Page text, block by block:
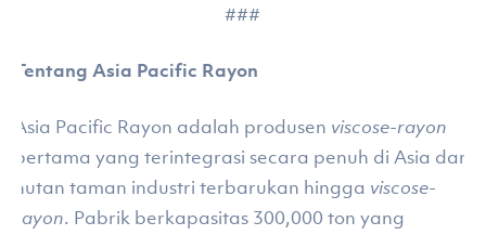
###
Tentang Asia Pacific Rayon
Asia Pacific Rayon adalah produsen viscose-rayon
pertama yang terintegrasi secara penuh di Asia dari
hutan taman industri terbarukan hingga viscose-
rayon. Pabrik berkapasitas 300,000 ton yang